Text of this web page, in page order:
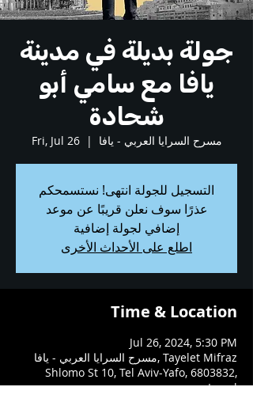
جولة بديلة في مدينة
يافا مع سامي أبو
شحادة
Fri, Jul 26
  |
مسرح السرايا العربي - يافا
التسجيل للجولة انتهى! نستسمحكم
عذرًا سوف نعلن قريبًا عن موعد
إضافي لجولة إضافية
اطلع على الأحداث الأخرى
Time & Location
Jul 26, 2024, 5:30 PM
مسرح السرايا العربي - يافا, Tayelet Mifraz
Shlomo St 10, Tel Aviv-Yafo, 6803832,
Israel